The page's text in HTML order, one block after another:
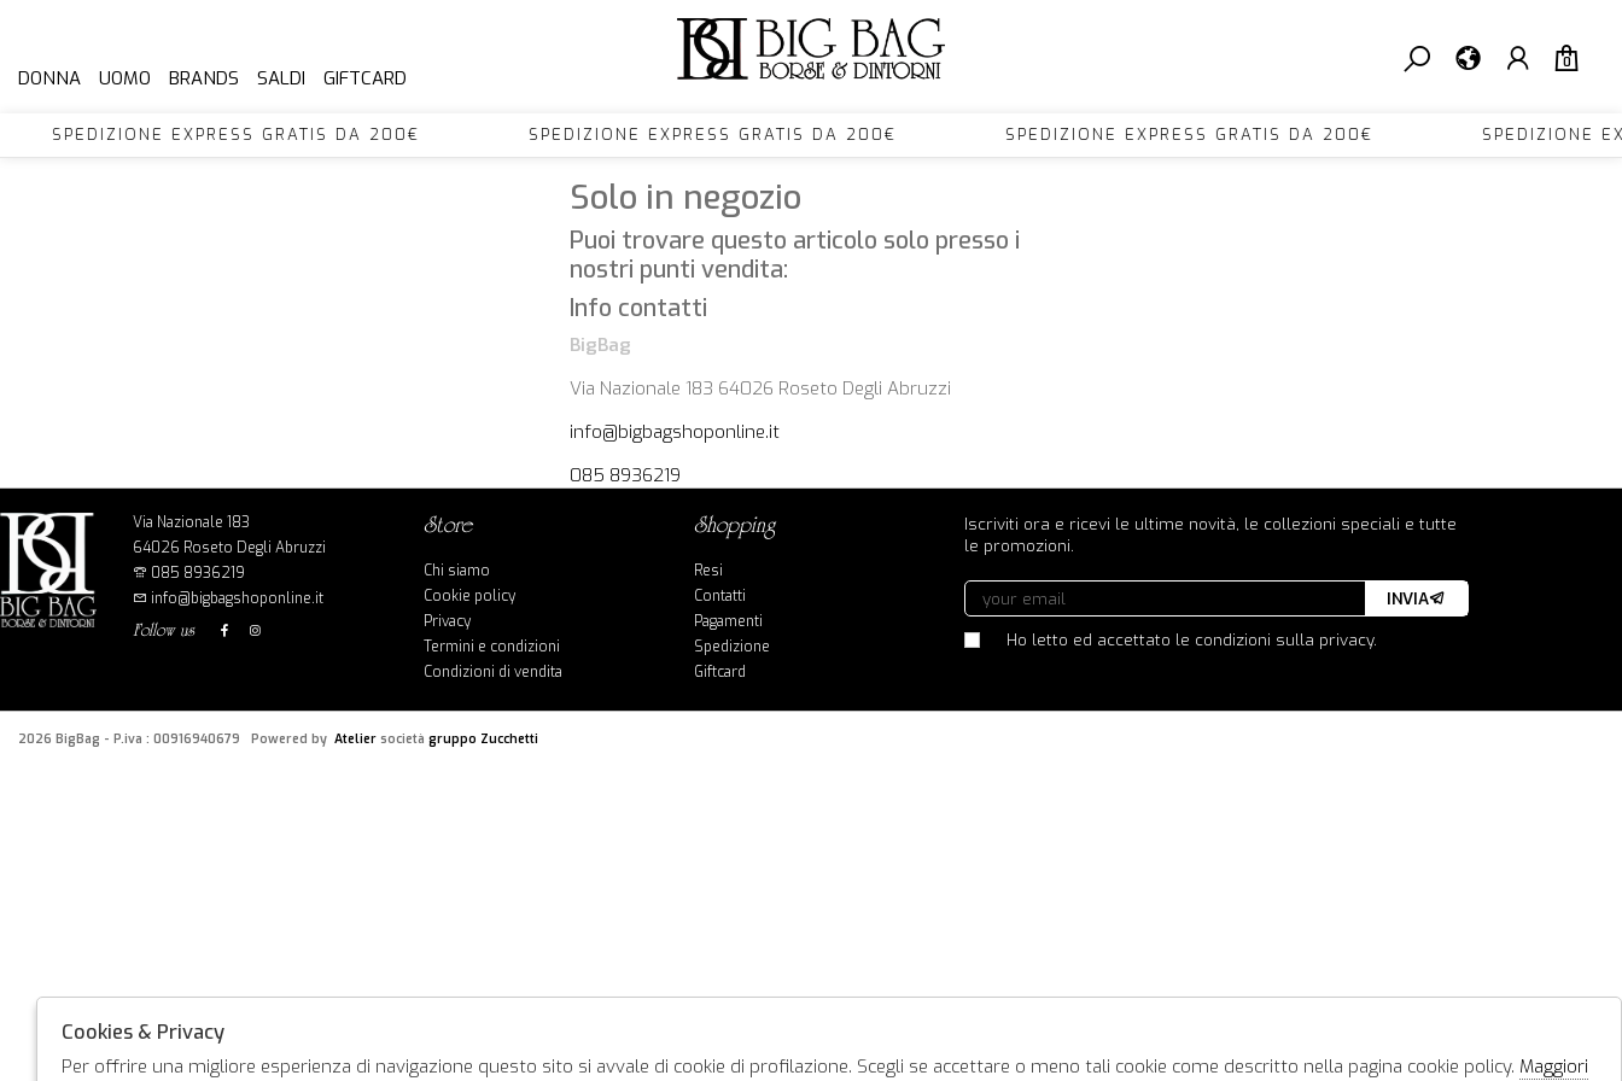
0
DONNA UOMO BRANDS SALDI GIFTCARD
SPEDIZIONE EXPRESS GRATIS DA 200€ SPEDIZIONE EXPRESS GRATIS DA 200€ SPEDIZIONE EXPRESS GRATIS DA 200€
Solo in negozio
Puoi trovare questo articolo solo presso i
nostri punti vendita:
Info contatti
BigBag
Via Nazionale 183 64026 Roseto Degli Abruzzi
info@bigbagshoponline.it
085 8936219
Via Nazionale 183
64026 Roseto Degli Abruzzi
085 8936219
info@bigbagshoponline.it
follow us
store
Chi siamo
Cookie policy
Privacy
Termini e condizioni
Condizioni di vendita
shopping
Resi
Contatti
Pagamenti
Spedizione
Giftcard
Iscriviti ora e ricevi le ultime novità, le collezioni speciali e tutte
le promozioni.
Ho letto ed accettato le condizioni sulla privacy.
INVIA
2026 BigBag - P.iva : 00916940679 Powered by Atelier società gruppo Zucchetti
Cookies & Privacy
Per offrire una migliore esperienza di navigazione questo sito si avvale di cookie di profilazione. Scegli se accettare o meno tali cookie come descritto nella pagina cookie policy. Maggiori